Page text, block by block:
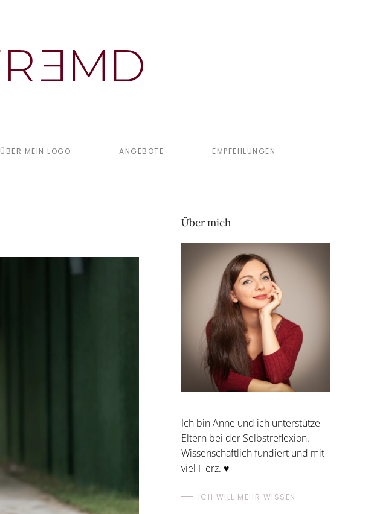
ÜBER MEIN LOGO ANGEBOTE EMPFEHLUNGEN
Über mich
Ich bin Anne und ich unterstütze
Eltern bei der Selbstreflexion.
Wissenschaftlich fundiert und mit
viel Herz. ♥
ICH WILL MEHR WISSEN